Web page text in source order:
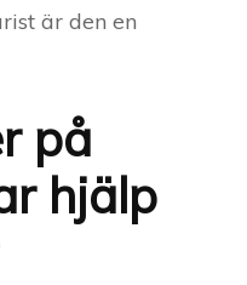
är den en
på
hjälp